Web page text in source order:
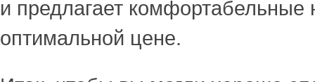
и предлагает комфортабельные
оптимальной цене.